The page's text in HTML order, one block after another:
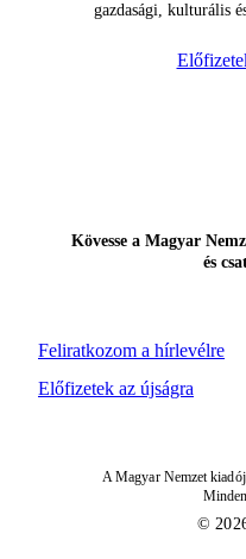
gazdasági, kulturális
Feliratkozom a hírlevélre
Kövesse a Magyar
és
Előfizetek az újságra
A Magyar Nemzet
©